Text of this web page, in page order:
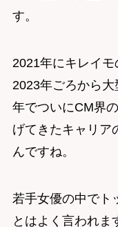
す。
2021年にキレイ
2023年ごろから
年でついにCM界
げてきたキャリア
んですね。
若手女優の中でト
とはよく言われま